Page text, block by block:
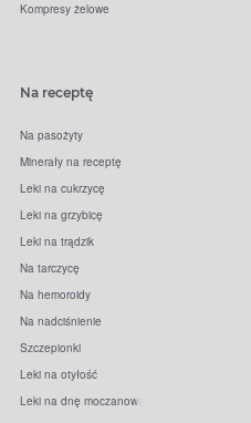
Kompresy żelowe
Na receptę
Na pasożyty
Minerały na receptę
Leki na cukrzycę
Leki na grzybicę
Leki na trądzik
Na tarczycę
Na hemoroidy
Na nadciśnienie
Szczepionki
Leki na otyłość
Leki na dnę moczanową